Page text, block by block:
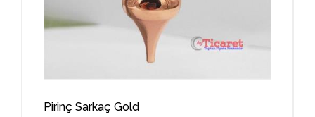
Pirinç Sarkaç Gold